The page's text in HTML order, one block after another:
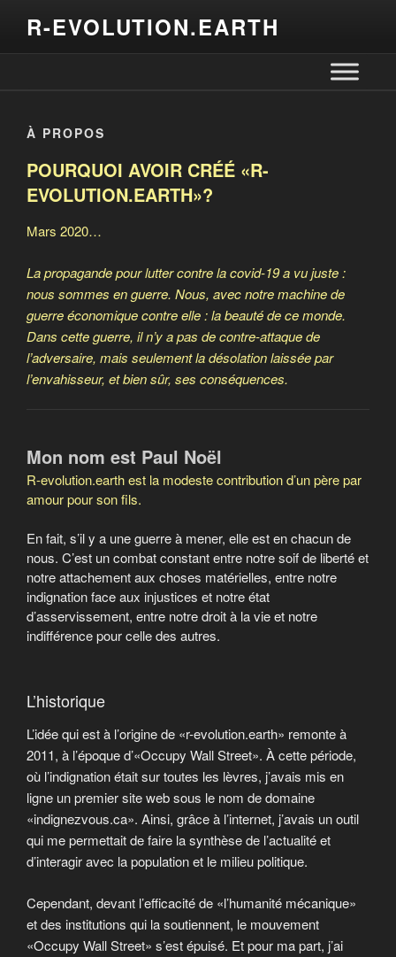
R-EVOLUTION.EARTH
À PROPOS
POURQUOI AVOIR CRÉÉ «R-
EVOLUTION.EARTH»?
Mars 2020…
La propagande pour lutter contre la covid-19 a vu juste :
nous sommes en guerre. Nous, avec notre machine de
guerre économique contre elle : la beauté de ce monde.
Dans cette guerre, il n’y a pas de contre-attaque de
l’adversaire, mais seulement la désolation laissée par
l’envahisseur, et bien sûr, ses conséquences.
Mon nom est Paul Noël
R-evolution.earth est la modeste contribution d’un père par
amour pour son fils.
En fait, s’il y a une guerre à mener, elle est en chacun de
nous. C’est un combat constant entre notre soif de liberté et
notre attachement aux choses matérielles, entre notre
indignation face aux injustices et notre état
d’asservissement, entre notre droit à la vie et notre
indifférence pour celle des autres.
L’historique
L’idée qui est à l’origine de «r-evolution.earth» remonte à
2011, à l’époque d’«Occupy Wall Street». À cette période,
où l’indignation était sur toutes les lèvres, j’avais mis en
ligne un premier site web sous le nom de domaine
«indignezvous.ca». Ainsi, grâce à l’internet, j’avais un outil
qui me permettait de faire la synthèse de l’actualité et
d’interagir avec la population et le milieu politique.
Cependant, devant l’efficacité de «l’humanité mécanique»
et des institutions qui la soutiennent, le mouvement
«Occupy Wall Street» s’est épuisé. Et pour ma part, j’ai